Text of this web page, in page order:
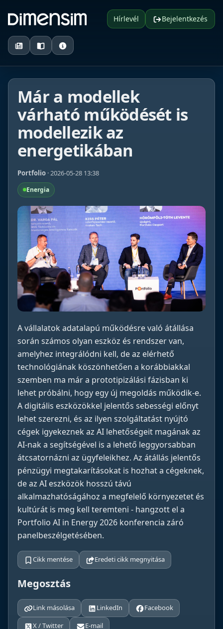
Hírlevél Bejelentkezés
Már a modellek
várható működését is
modellezik az
energetikában
Portfolio · 2026-05-28 13:38
Energia
A vállalatok adatalapú működésre való átállása
során számos olyan eszköz és rendszer van,
amelyhez integrálódni kell, de az elérhető
technológiának köszönhetően a korábbiakkal
szemben ma már a prototipizálási fázisban ki
lehet próbálni, hogy egy új megoldás működik-e.
A digitális eszközökkel jelentős sebességi előnyt
lehet szerezni, és az ilyen szolgáltatást nyújtó
cégek igyekeznek az AI lehetőségeit magának az
AI-nak a segítségével is a lehető leggyorsabban
átcsatornázni az ügyfeleikhez. Az átállás jelentős
pénzügyi megtakarításokat is hozhat a cégeknek,
de az AI eszközök hosszú távú
alkalmazhatóságához a megfelelő környezetet és
kultúrát is meg kell teremteni - hangzott el a
Portfolio AI in Energy 2026 konferencia záró
panelbeszélgetésében.
Cikk mentése Eredeti cikk megnyitása
Megosztás
Link másolása LinkedIn
Facebook
X / Twitter
E-mail